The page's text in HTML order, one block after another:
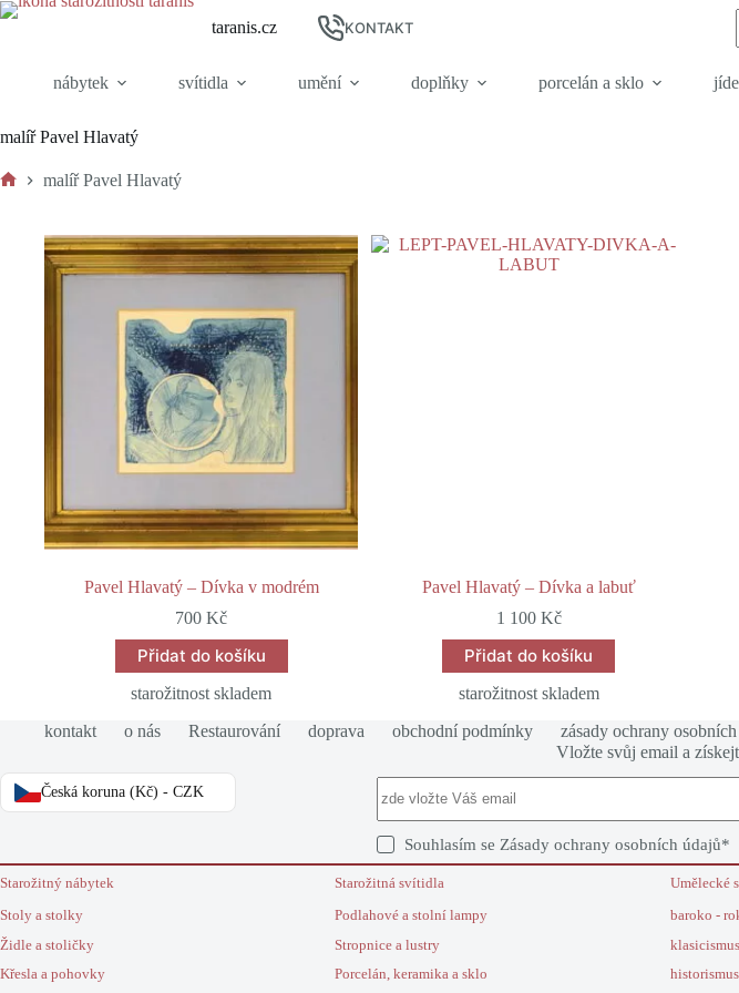
Skip
taranis.cz KONTAKT
nábytek svítidla umění doplňky porcelán a sklo
malíř Pavel Hlavatý
malíř Pavel Hlavatý
Pavel Hlavatý – Dívka v modrém
700Kč
Přidat do košíku
starožitnost skladem
Pavel Hlavatý – Dívka a labuť
1 100 Kč
Přidat do košíku
starožitnost skladem
kontakt
o nás Restaurování doprava obchodní podmínky zásady ochrany
Česká koruna (Kč) - CZK
Vložte svůj email a
Souhlasím se Zásady ochrany osobních údajů*
Starožitný nábytek
Stoly a stolky
Židle a stoličky
Křesla a pohovky
Starožitná svítidla
Podlahové a stolní lampy
Stropnice a lustry
Porcelán, keramika a sklo
Umělecké
baroko -
historismus